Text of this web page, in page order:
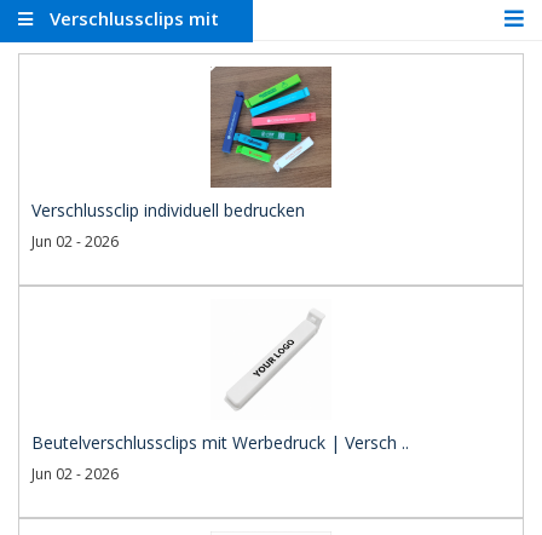
Verschlussclips mit
Verschlussclip individuell bedrucken
Jun 02 - 2026
Beutelverschlussclips mit Werbedruck | Versch ..
Jun 02 - 2026